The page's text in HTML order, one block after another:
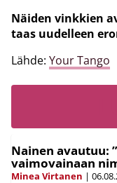
Näiden vinkkien
taas uudelleen
Lähde: Your Tango
Nainen avautuu:
vaimovainaan
Minea Virtanen |